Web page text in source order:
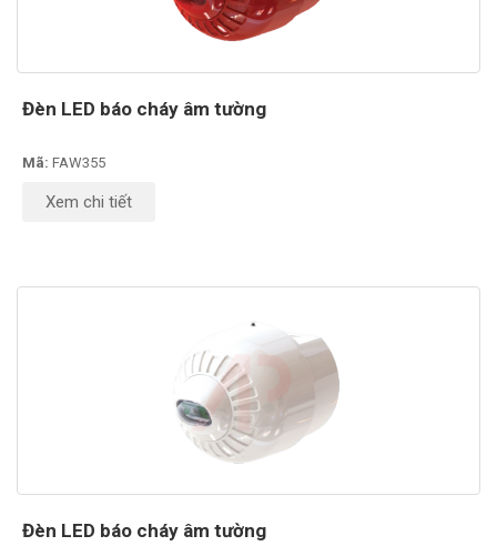
Đèn LED báo cháy âm tường
Mã: FAW355
Xem chi tiết
Đèn LED báo cháy âm tường